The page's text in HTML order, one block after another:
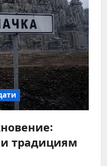
традициям